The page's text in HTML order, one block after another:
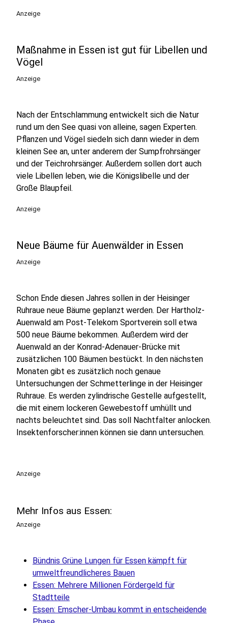
Anzeige
Maßnahme in Essen ist gut für Libellen und
Vögel
Anzeige
Nach der Entschlammung entwickelt sich die Natur
rund um den See quasi von alleine, sagen Experten.
Pflanzen und Vögel siedeln sich dann wieder in dem
kleinen See an, unter anderem der Sumpfrohrsänger
und der Teichrohrsänger. Außerdem sollen dort auch
viele Libellen leben, wie die Königslibelle und der
Große Blaupfeil.
Anzeige
Neue Bäume für Auenwälder in Essen
Anzeige
Schon Ende diesen Jahres sollen in der Heisinger
Ruhraue neue Bäume geplanzt werden. Der Hartholz-
Auenwald am Post-Telekom Sportverein soll etwa
500 neue Bäume bekommen. Außerdem wird der
Auenwald an der Konrad-Adenauer-Brücke mit
zusätzlichen 100 Bäumen bestückt. In den nächsten
Monaten gibt es zusätzlich noch genaue
Untersuchungen der Schmetterlinge in der Heisinger
Ruhraue. Es werden zylindrische Gestelle aufgestellt,
die mit einem lockeren Gewebestoff umhüllt und
nachts beleuchtet sind. Das soll Nachtfalter anlocken.
Insektenforscher:innen können sie dann untersuchen.
Anzeige
Mehr Infos aus Essen:
Anzeige
Bündnis Grüne Lungen für Essen kämpft für
umweltfreundlicheres Bauen
Essen: Mehrere Millionen Fördergeld für
Stadtteile
Essen: Emscher-Umbau kommt in entscheidende